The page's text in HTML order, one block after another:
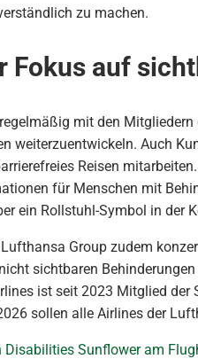
zu machen.
Fokus auf
mit den
weiterzuentwickeln. Auch
Reisen
für Menschen mit
ein Rollstuhl-Symbol in der
Group zudem
sichtbaren
ist seit 2023 Mitglied
sollen alle Airlines der
Disabilities Sunflower am